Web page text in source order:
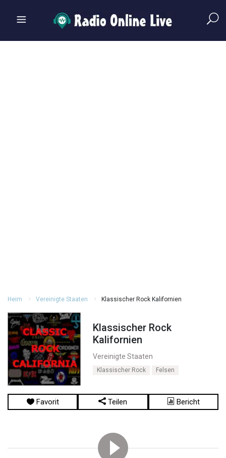
Heim Vereinigte Staaten Klassischer Rock Kalifornien
Klassischer Rock
Kalifornien
Vereinigte Staaten
Klassischer Rock Felsen
Favorit Teilen Bericht